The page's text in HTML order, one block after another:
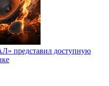
представил доступную